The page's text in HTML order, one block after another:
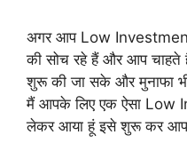
अगर आप Low
की सोच रहे हैं और आप
शुरू की जा सके और मुनाफा
मैं आपके लिए एक ऐसा Low
लेकर आया हूं इसे शुरू कर